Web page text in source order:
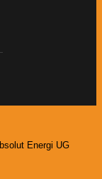
Energi UG